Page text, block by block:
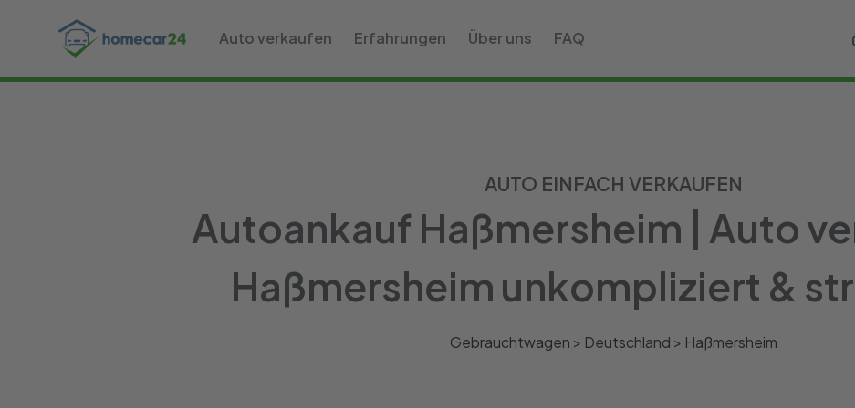
Auto verkaufen Erfahrungen Über uns FAQ
AUTO EINFACH VERKAUFEN
Autoankauf Haßmersheim | Auto
Haßmersheim unkompliziert &
Gebrauchtwagen > Deutschland > Haßmersheim